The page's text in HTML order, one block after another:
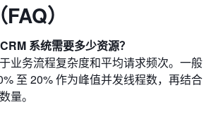
）
系统需要多少资源？
业务流程复杂度和平均请求频次。一般
至 20% 作为峰值并发线程数，再结合
量。